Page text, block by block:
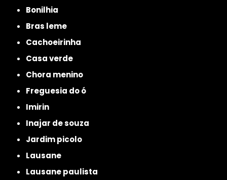
bonilhia
bras leme
cachoeirinha
casa verde
chora menino
freguesia do ó
imirin
inajar de souza
jardim picolo
lausane
lausane paulista